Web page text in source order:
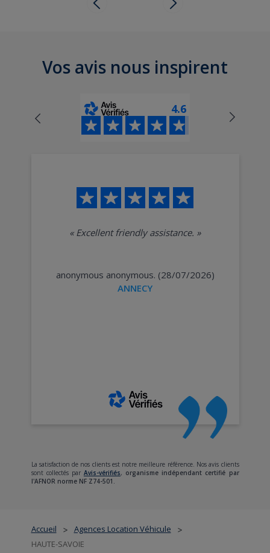
Accueil > Agences Location Véhicule >
HAUTE-SAVOIE
Vos avis nous inspirent
4.6
« Excellent friendly assistance. »
anonymous anonymous. (28/07/2026)
ANNECY
La satisfaction de nos clients est notre meilleure référence. Nos avis clients
sont collectés par Avis-vérifiés, organisme indépendant certifié par
l'AFNOR norme NF Z74-501.